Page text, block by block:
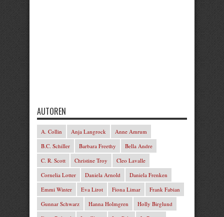
AUTOREN
A. Collin Anja Langrock
Anne Amrum
B.C. Schiller
Barbara Freethy
Bella Andre
C. R. Scott
Christine Troy
Cleo Lavalle
Cornelia Lotter
Daniela Arnold
Daniela Frenken
Emmi Winter
Eva Lirot Fiona Limar
Frank Fabian
Gunnar Schwarz
Hanna Holmgren
Holly Birglund